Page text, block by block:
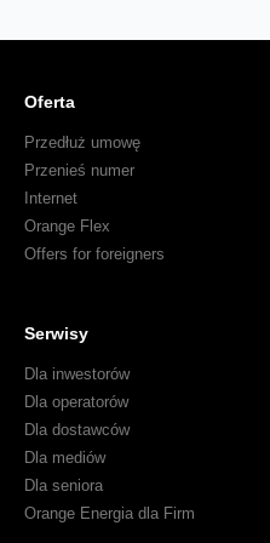
Oferta
Przedłuż umowę
Przenieś numer
Internet
Orange Flex
Offers for foreigners
Serwisy
Dla inwestorów
Dla operatorów
Dla dostawców
Dla mediów
Dla seniora
Orange Energia dla Firm